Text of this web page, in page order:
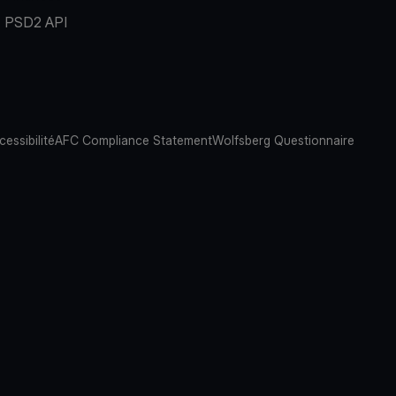
PSD2 API
AFC Compliance StatementWolfsberg Questionnaire